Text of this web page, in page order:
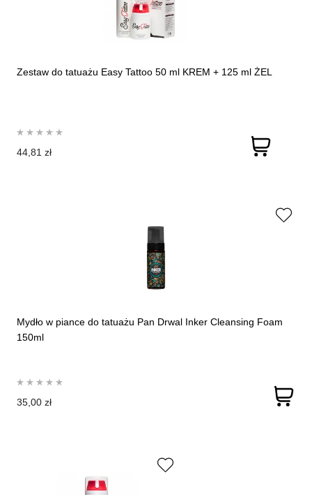
Zestaw do tatuażu Easy Tattoo 50 ml KREM + 125 ml ŻEL
44,81 zł
Mydło w piance do tatuażu Pan Drwal Inker Cleansing Foam
150ml
35,00 zł